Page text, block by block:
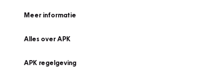
Meer informatie
Alles over APK
APK regelgeving